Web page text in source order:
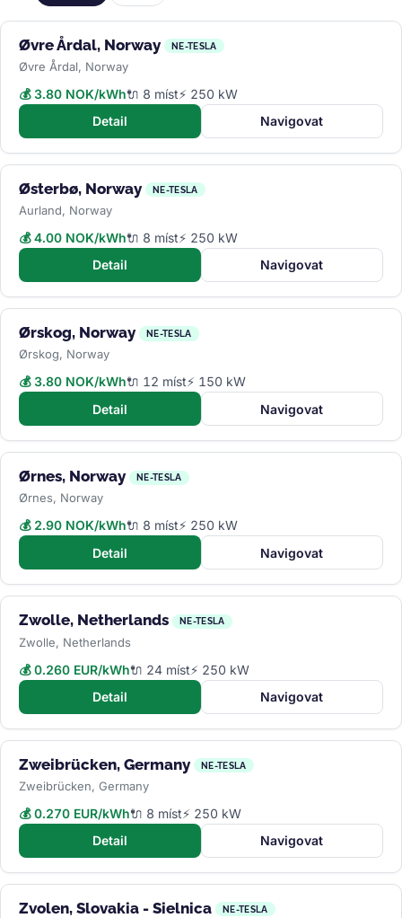
Øvre Årdal, Norway NE-TESLA
Øvre Årdal, Norway
💰 3.80 NOK/kWh🔌 8 míst⚡ 250 kW
Detail
Navigovat
Østerbø, Norway NE-TESLA
Aurland, Norway
💰 4.00 NOK/kWh🔌 8 míst⚡ 250 kW
Detail
Navigovat
Ørskog, Norway NE-TESLA
Ørskog, Norway
💰 3.80 NOK/kWh🔌 12 míst⚡ 150 kW
Detail
Navigovat
Ørnes, Norway NE-TESLA
Ørnes, Norway
💰 2.90 NOK/kWh🔌 8 míst⚡ 250 kW
Detail
Navigovat
Zwolle, Netherlands NE-TESLA
Zwolle, Netherlands
💰 0.260 EUR/kWh🔌 24 míst⚡ 250 kW
Detail
Navigovat
Zweibrücken, Germany NE-TESLA
Zweibrücken, Germany
💰 0.270 EUR/kWh🔌 8 míst⚡ 250 kW
Detail
Navigovat
Zvolen, Slovakia - Sielnica NE-TESLA